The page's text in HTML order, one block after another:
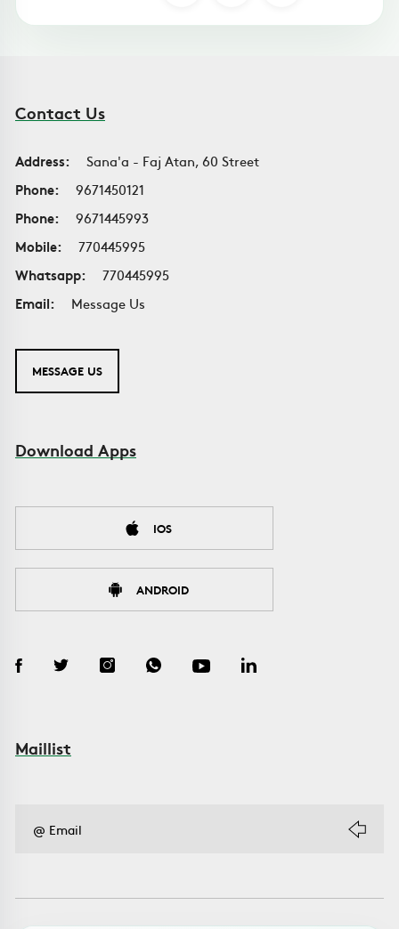
Contact Us
Address:
Sana'a - Faj Atan, 60 Street
Phone:
9671450121
Phone:
9671445993
Mobile:
770445995
Whatsapp:
770445995
Email:
Message Us
MESSAGE US
Download Apps
IOS
ANDROID
Maillist